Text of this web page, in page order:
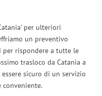
per ulteriori
un preventivo
per rispondere a tutte le
trasloco da Catania a
essere sicuro di un servizio
conveniente.